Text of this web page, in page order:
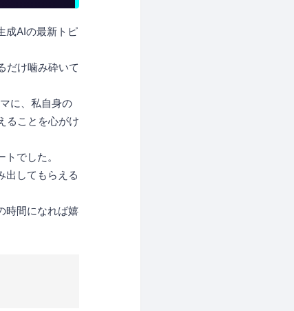
成AIの最新トピ
だけ噛み砕いて
に、私自身の
ることを心がけ
でした。
出してもらえる
時間になれば嬉